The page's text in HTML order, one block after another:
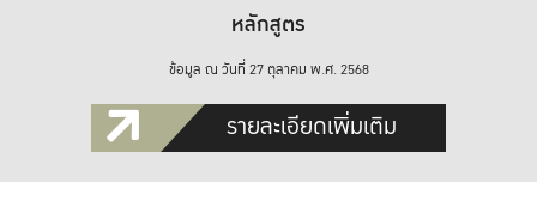
หลักสูตร
ข้อมูล ณ วันที่ 27 ตุลาคม พ.ศ. 2568
รายละเอียดเพิ่มเติม